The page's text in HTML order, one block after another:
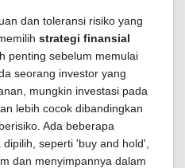
dan toleransi risiko yang
strategi finansial
penting sebelum memulai
seorang investor yang
mungkin investasi pada
lebih cocok dibandingkan
Ada beberapa
seperti 'buy and hold',
dan menyimpannya dalam